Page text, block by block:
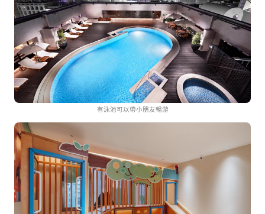
有泳池可以帶小朋友暢游